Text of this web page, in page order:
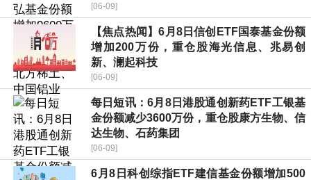
[06-09]
【焦点热闻】6月8日信创ETF国泰基金份额
增加200万份，重仓股海光信息、兆易创
新、澜起科技
[06-09]
每日短讯：6月8日港股通创新药ETF工银基
金份额减少3600万份，重仓股康方生物、信
达生物、石药集团
[06-09]
6月8日科创综指ETF建信基金份额增加500